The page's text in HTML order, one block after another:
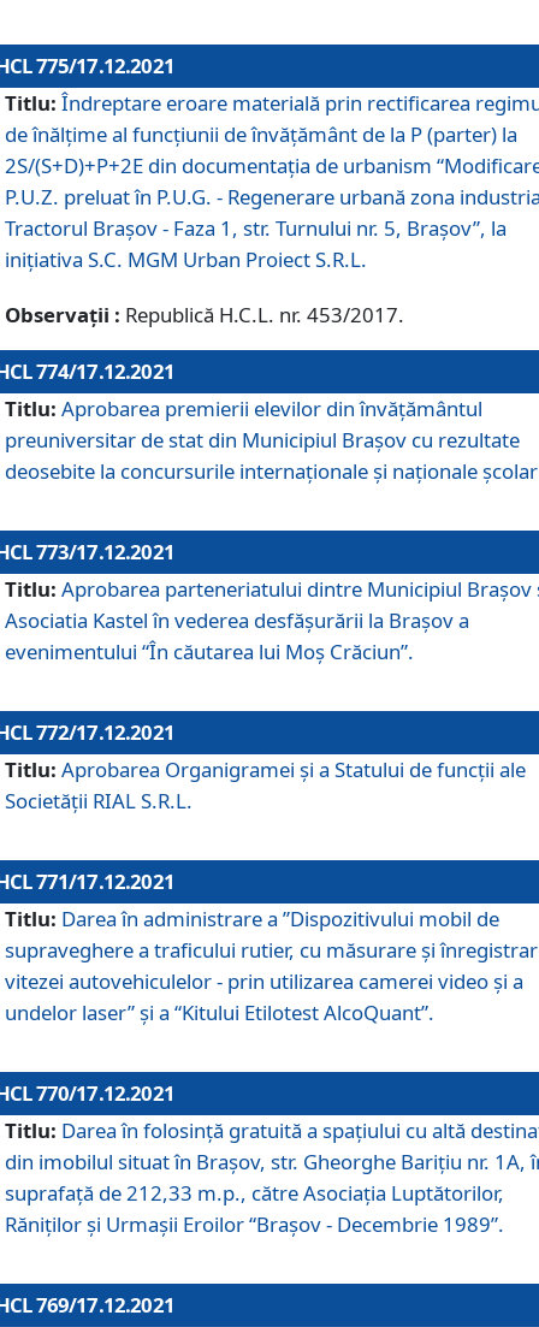
775/17.12.2021
Titlu: Îndreptare eroare materială prin rectificarea
de înălţime al funcţiunii de învăţământ de la P (parter) la
2S/(S+D)+P+2E din documentaţia de urbanism
P.U.Z. preluat în P.U.G. - Regenerare urbană zona
Tractorul Braşov - Faza 1, str. Turnului nr. 5, Braşov”, la
iniţiativa S.C. MGM Urban Proiect S.R.L.
Observații : Republică H.C.L. nr. 453/2017.
774/17.12.2021
Titlu: Aprobarea premierii elevilor din învățământul
preuniversitar de stat din Municipiul Brașov cu rezultate
deosebite la concursurile internaționale și naționale
773/17.12.2021
Titlu: Aprobarea parteneriatului dintre Municipiul Brașov
Asociatia Kastel în vederea desfăşurării la Brașov a
evenimentului “În căutarea lui Moș Crăciun”.
772/17.12.2021
Titlu: Aprobarea Organigramei şi a Statului de funcţii ale
Societăţii RIAL S.R.L.
771/17.12.2021
Titlu: Darea în administrare a ”Dispozitivului mobil de
supraveghere a traficului rutier, cu măsurare și
vitezei autovehiculelor - prin utilizarea camerei video și a
undelor laser” și a “Kitului Etilotest AlcoQuant”.
770/17.12.2021
Titlu: Darea în folosinţă gratuită a spaţiului cu altă
din imobilul situat în Braşov, str. Gheorghe Bariţiu nr. 1A,
suprafaţă de 212,33 m.p., către Asociaţia Luptătorilor,
Răniţilor şi Urmaşii Eroilor “Braşov - Decembrie 1989”.
769/17.12.2021